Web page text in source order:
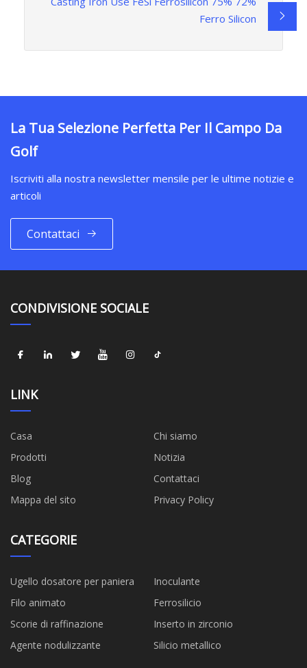
Ferro Silicon
La Tua Selezione Perfetta Per Il Campo Da
Golf
Iscriviti alla nostra newsletter mensile per le ultime notizie e
articoli
Contattaci
CONDIVISIONE SOCIALE
LINK
Casa
Chi siamo
Prodotti
Notizia
Blog
Contattaci
Mappa del sito
Privacy Policy
CATEGORIE
Ugello dosatore per paniera
Inoculante
Filo animato
Ferrosilicio
Scorie di raffinazione
Inserto in zirconio
Agente nodulizzante
Silicio metallico